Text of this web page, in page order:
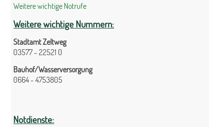
Weitere wichtige Notrufe
Weitere wichtige Nummern:
Stadtamt Zeltweg
03577 - 22521 0
Bauhof/Wasserversorgung
0664 - 4753805
Notdienste: